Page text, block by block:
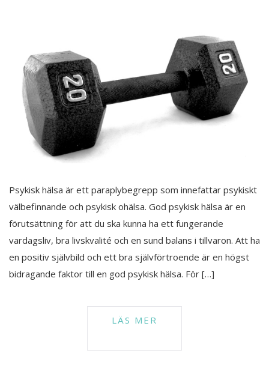
Psykisk hälsa är ett paraplybegrepp som innefattar psykiskt
välbefinnande och psykisk ohälsa. God psykisk hälsa är en
förutsättning för att du ska kunna ha ett fungerande
vardagsliv, bra livskvalité och en sund balans i tillvaron. Att ha
en positiv självbild och ett bra självförtroende är en högst
bidragande faktor till en god psykisk hälsa. För […]